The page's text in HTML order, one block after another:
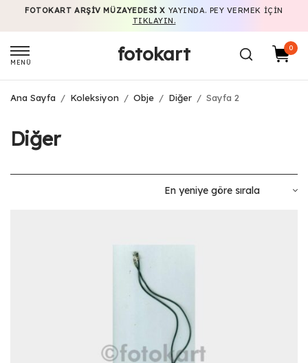
FOTOKART ARŞIV MÜZAYEDESI X YAYINDA. PEY VERMEK IÇIN
TIKLAYIN.
MENÜ fotokart 0
Ana Sayfa / Koleksiyon / Obje / Diğer / Sayfa 2
Diğer